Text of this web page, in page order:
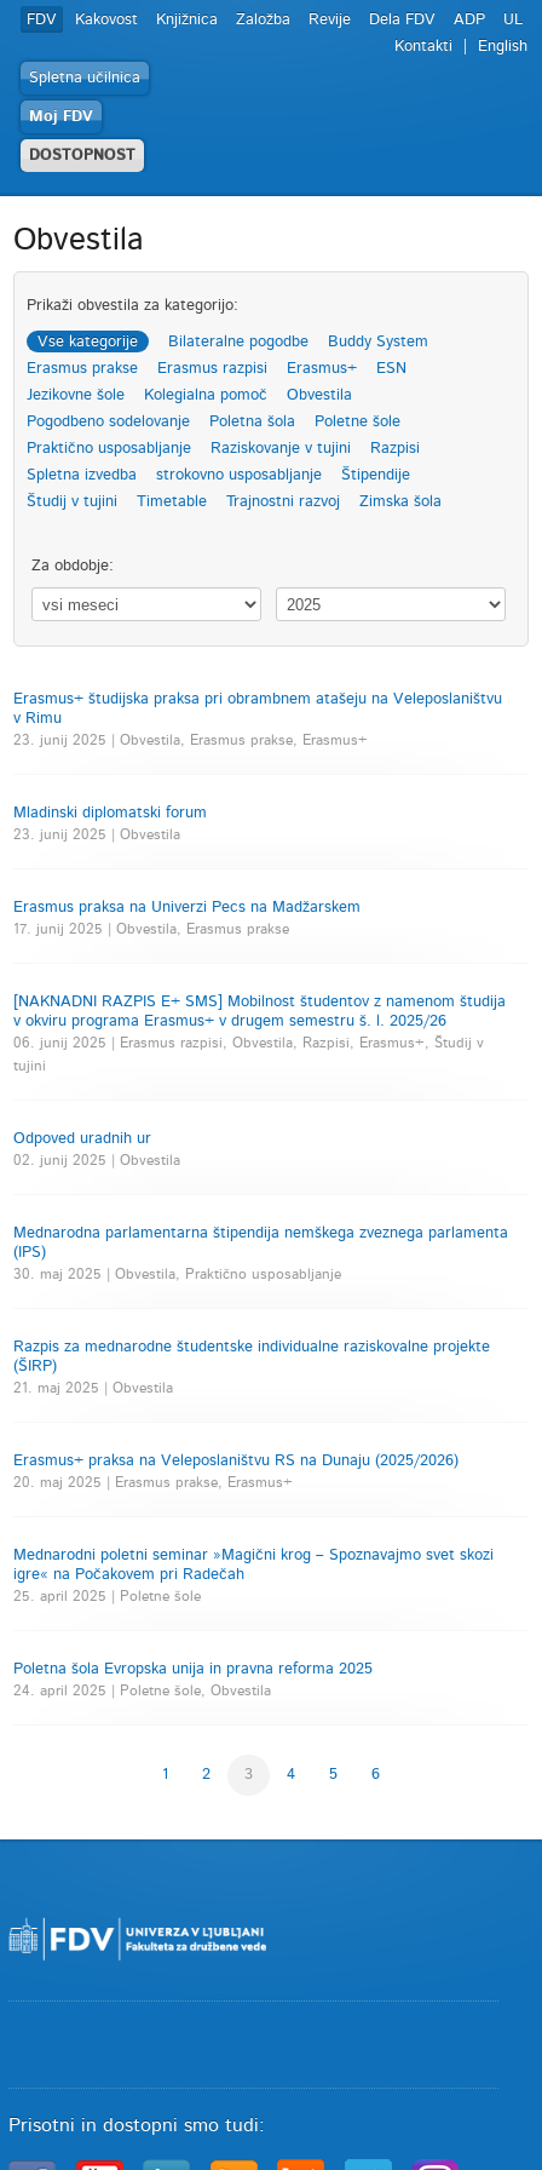
FDV Kakovost Knjižnica Založba Revije Dela FDV ADP
UL
Kontakti
English
Spletna učilnica
Moj FDV
DOSTOPNOST
Obvestila
Prikaži obvestila za kategorijo:
Vse kategorije Bilateralne pogodbe
Buddy System
Erasmus prakse
Erasmus razpisi Erasmus+
ESN
Jezikovne šole
Kolegialna pomoč
Obvestila
Pogodbeno sodelovanje
Poletna šola
Poletne šole
Praktično usposabljanje
Raziskovanje v tujini
Razpisi
Spletna izvedba
strokovno usposabljanje
Štipendije
Študij v tujini
Timetable Trajnostni razvoj Zimska šola
Za obdobje:
Erasmus+ študijska praksa pri obrambnem atašeju na Veleposlaništvu
v Rimu
23. junij 2025 | Obvestila, Erasmus prakse, Erasmus+
Mladinski diplomatski forum
23. junij 2025 | Obvestila
Erasmus praksa na Univerzi Pecs na Madžarskem
17. junij 2025 | Obvestila, Erasmus prakse
[NAKNADNI RAZPIS E+ SMS] Mobilnost študentov z namenom študija
v okviru programa Erasmus+ v drugem semestru š. l. 2025/26
06. junij 2025 | Erasmus razpisi, Obvestila, Razpisi, Erasmus+, Študij v
tujini
Odpoved uradnih ur
02. junij 2025 | Obvestila
Mednarodna parlamentarna štipendija nemškega zveznega parlamenta
(IPS)
30. maj 2025 | Obvestila, Praktično usposabljanje
Razpis za mednarodne študentske individualne raziskovalne projekte
(ŠIRP)
21. maj 2025 | Obvestila
Erasmus+ praksa na Veleposlaništvu RS na Dunaju (2025/2026)
20. maj 2025 | Erasmus prakse, Erasmus+
Mednarodni poletni seminar »Magični krog – Spoznavajmo svet skozi
igre« na Počakovem pri Radečah
25. april 2025 | Poletne šole
Poletna šola Evropska unija in pravna reforma 2025
24. april 2025 | Poletne šole, Obvestila
1 2 3 4 5 6
Prisotni in dostopni smo tudi: